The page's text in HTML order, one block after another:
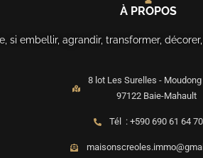
À PROPOS
si embellir, agrandir, transformer,
8 lot Les Surelles - Moudong
97122 Baie-Mahault
Tél : +590 690 61 64 70